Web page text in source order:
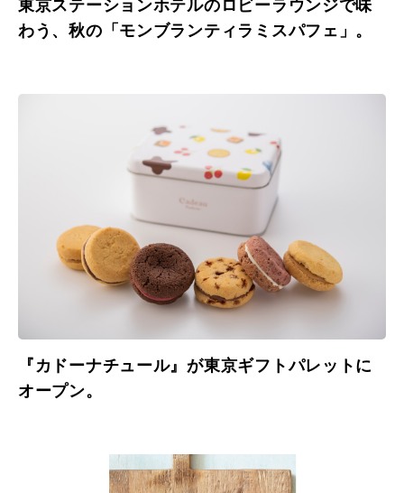
東京ステーションホテルのロビーラウンジで味
わう、秋の「モンブランティラミスパフェ」。
『カドーナチュール』が東京ギフトパレットに
オープン。